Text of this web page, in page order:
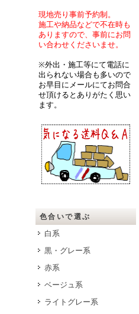
現地売り事前予約制。
施工や納品などで不在時も
ありますので、事前にお問
い合わせくださいませ。
※外出・施工等にて電話に
出られない場合も多いので
お早目にメールにてお問合
せ頂けるとありがたく思い
ます。
色合いで選ぶ
白系
黒・グレー系
赤系
ベージュ系
ライトグレー系